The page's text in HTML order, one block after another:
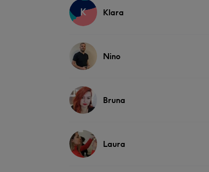
K Klara
Nino
Bruna
Laura